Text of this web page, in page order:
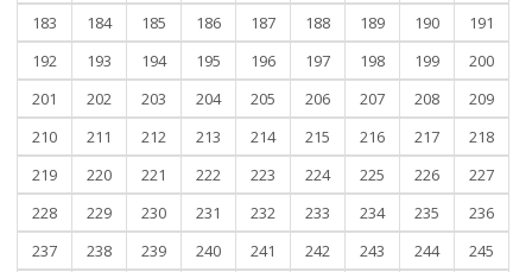
183
184 185 186 187 188 189 190
191
192
193 194 195 196 197 198 199
200
201
202 203 204 205 206 207 208
209
210
211 212 213 214 215 216 217
218
219
220 221 222 223 224 225 226
227
228
229 230 231 232 233 234 235
236
237
238 239 240 241 242 243 244
245